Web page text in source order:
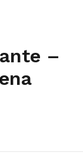
–